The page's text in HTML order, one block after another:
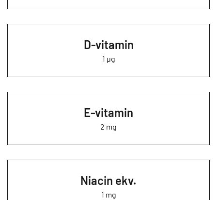
D-vitamin
1 µg
E-vitamin
2 mg
Niacin ekv.
1 mg